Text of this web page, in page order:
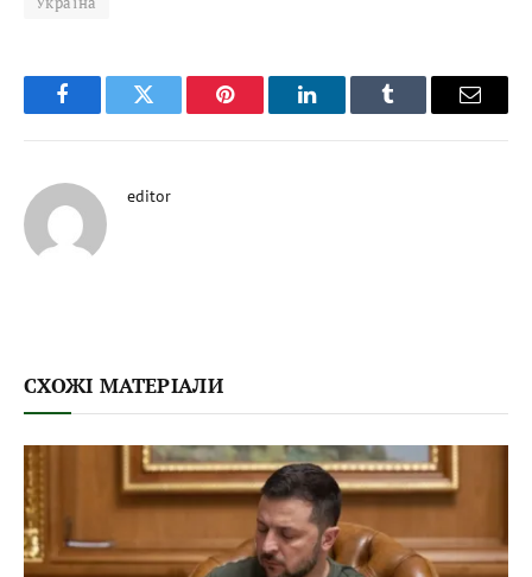
FacebookTwitter Pinterest LinkedInTumblr Email
editor
СХОЖІ МАТЕРІАЛИ